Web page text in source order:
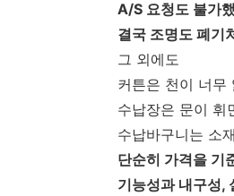
A/S 요청도 불가
결국 조명도 폐기
그 외에도
커튼은 천이 너무
수납장은 문이 휘
수납바구니는 소
단순히 가격을 기
기능성과 내구성,